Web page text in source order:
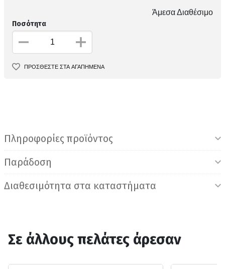
Άμεσα Διαθέσιμο
Ποσότητα
ΠΡΟΣΘΕΣΤΕ ΣΤΑ ΑΓΑΠΗΜΕΝΑ
Πληροφορίες προϊόντος
Παράδοση
Διαθεσιμότητα στα καταστήματα
Σε άλλους πελάτες άρεσαν